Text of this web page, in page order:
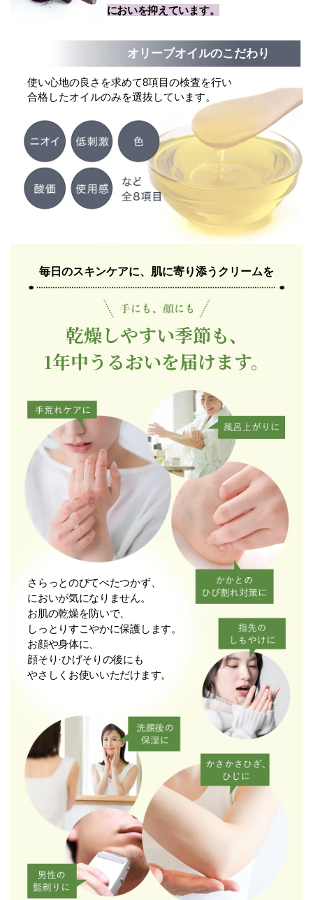
においを抑えています。
オリーブオイルのこだわり
使い心地の良さを求めて8項目の検査を行い
合格したオイルのみを選抜しています。
毎日のスキンケアに、肌に寄り添うクリームを
乾燥しやすい季節も、
1年中うるおいを届けます。
さらっとのびてべたつかず、
においが気になりません。
お肌の乾燥を防いで、
しっとりすこやかに保護します。
お顔や⾝体に、
顔そり·ひげそりの後にも
やさしくお使いいただけます。